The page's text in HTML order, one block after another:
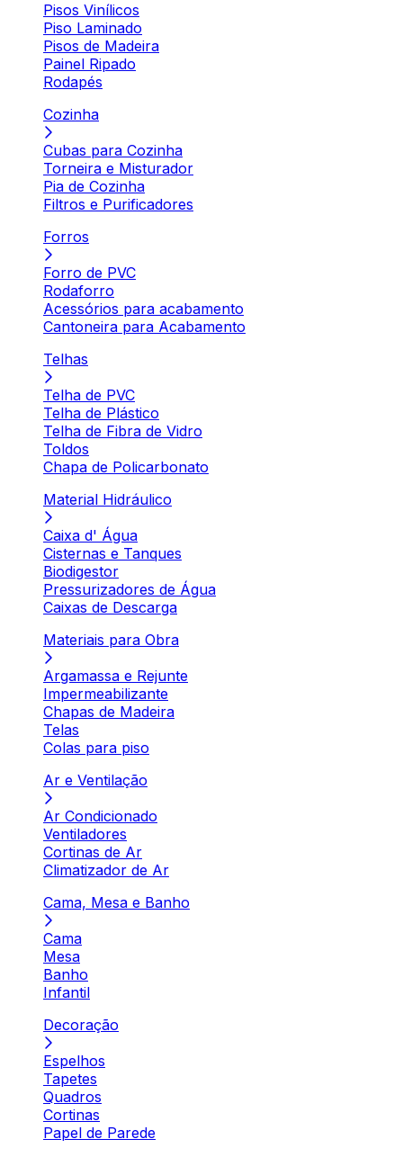
Pisos Vinílicos
Piso Laminado
Pisos de Madeira
Painel Ripado
Rodapés
Cozinha
Cubas para Cozinha
Torneira e Misturador
Pia de Cozinha
Filtros e Purificadores
Forros
Forro de PVC
Rodaforro
Acessórios para acabamento
Cantoneira para Acabamento
Telhas
Telha de PVC
Telha de Plástico
Telha de Fibra de Vidro
Toldos
Chapa de Policarbonato
Material Hidráulico
Caixa d' Água
Cisternas e Tanques
Biodigestor
Pressurizadores de Água
Caixas de Descarga
Materiais para Obra
Argamassa e Rejunte
Impermeabilizante
Chapas de Madeira
Telas
Colas para piso
Ar e Ventilação
Ar Condicionado
Ventiladores
Cortinas de Ar
Climatizador de Ar
Cama, Mesa e Banho
Cama
Mesa
Banho
Infantil
Decoração
Espelhos
Tapetes
Quadros
Cortinas
Papel de Parede